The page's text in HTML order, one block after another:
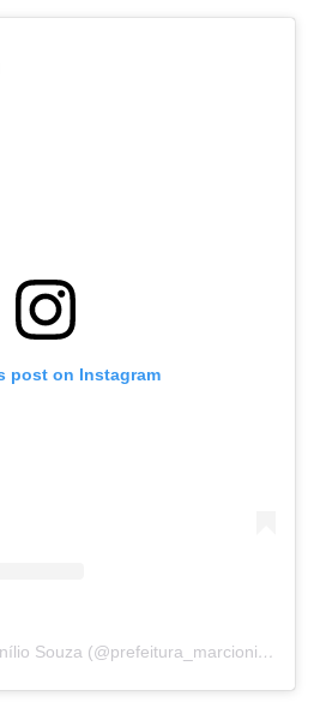
post on Instagram
A post shared by Marcionílio Souza (@prefeitura_marcioniliosouza)